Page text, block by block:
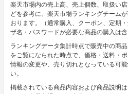
楽天市場内の売上高、売上個数、取扱い
どを参考に、楽天市場ランキングチーム
おります。（通常購入、クーポン、定期
ザ名・パスワードが必要な商品の購入は含
ランキングデータ集計時点で販売中の商
をご覧になられた時点で、価格・送料・
情報の変更や、売り切れとなっている可
い。
掲載されている商品内容および商品説明